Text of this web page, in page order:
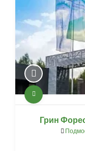
Грин